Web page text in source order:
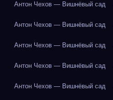
Антон Чехов — Вишнёвый сад
Антон Чехов — Вишнёвый сад
Антон Чехов — Вишнёвый сад
Антон Чехов — Вишнёвый сад
Антон Чехов — Вишнёвый сад